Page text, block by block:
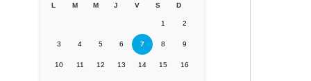
L M M J V S D
1 2
3 4 5 6 7 8 9
10 11 12 13 14 15 16